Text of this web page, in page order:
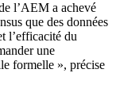
l’AEM a achevé
que des données
l’efficacité du
une
formelle », précise